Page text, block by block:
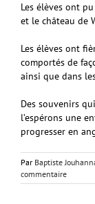
Les élèves ont
et le château de
Les élèves ont
comportés de
ainsi que dans
Des souvenirs
l’espérons une
progresser en
Par Baptiste
commentaire